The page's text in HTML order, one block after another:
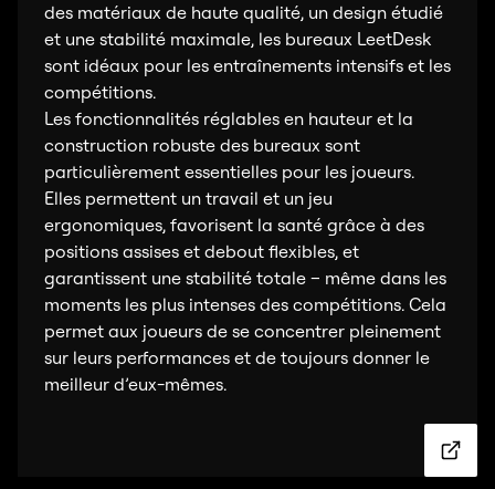
des matériaux de haute qualité, un design étudié
et une stabilité maximale, les bureaux LeetDesk
sont idéaux pour les entraînements intensifs et les
compétitions.
Les fonctionnalités réglables en hauteur et la
construction robuste des bureaux sont
particulièrement essentielles pour les joueurs.
Elles permettent un travail et un jeu
ergonomiques, favorisent la santé grâce à des
positions assises et debout flexibles, et
garantissent une stabilité totale – même dans les
moments les plus intenses des compétitions. Cela
permet aux joueurs de se concentrer pleinement
sur leurs performances et de toujours donner le
meilleur d’eux-mêmes.